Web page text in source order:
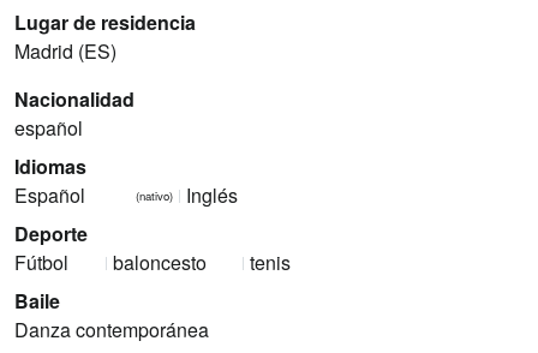
Lugar de residencia
Madrid (ES)
Nacionalidad
español
Idiomas
Español
(nativo)
Inglés
Deporte
Fútbol
baloncesto
tenis
Baile
Danza contemporánea